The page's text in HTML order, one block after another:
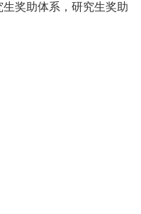
奖助体系，研究生奖助